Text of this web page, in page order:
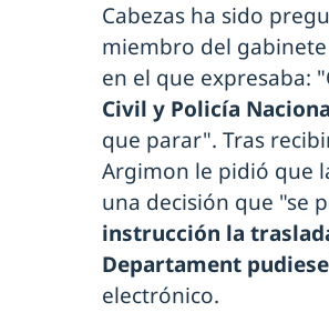
Cabezas ha sido
miembro del gabinete
en el que expresaba:
Civil y Policía
que parar". Tras
Argimon le pidió que
una decisión que "se
instrucción la
Departament
electrónico.